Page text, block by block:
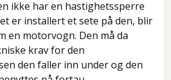
ikke har en hastighetssperre
er installert et sete på den, blir
en motorvogn. Den må da
krav for den
den faller inn under og den